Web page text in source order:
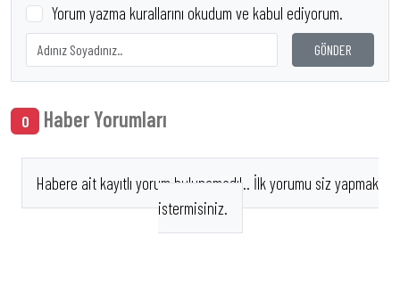
Yorum yazma kurallarını okudum ve kabul ediyorum.
GÖNDER
0 Haber Yorumları
Habere ait kayıtlı yorum bulunamadı!.. İlk yorumu siz yapmak
istermisiniz.